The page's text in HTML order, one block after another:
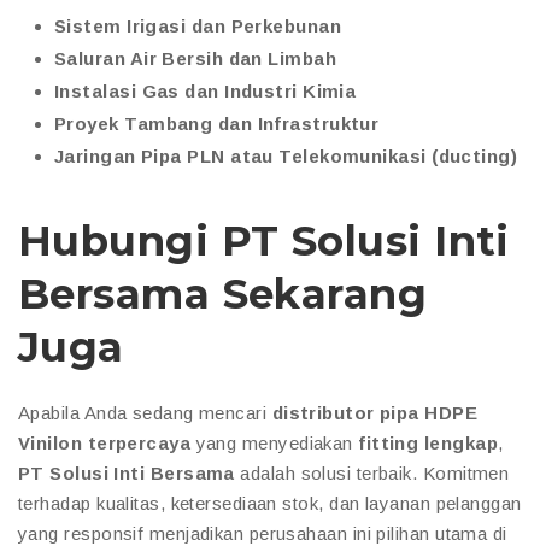
Sistem Irigasi dan Perkebunan
Saluran Air Bersih dan Limbah
Instalasi Gas dan Industri Kimia
Proyek Tambang dan Infrastruktur
Jaringan Pipa PLN atau Telekomunikasi (ducting)
Hubungi PT Solusi Inti
Bersama Sekarang
Juga
Apabila Anda sedang mencari distributor pipa HDPE
Vinilon terpercaya yang menyediakan fitting lengkap,
PT Solusi Inti Bersama adalah solusi terbaik. Komitmen
terhadap kualitas, ketersediaan stok, dan layanan pelanggan
yang responsif menjadikan perusahaan ini pilihan utama di